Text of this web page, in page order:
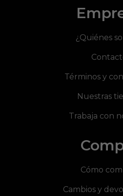
¿Quiénes
Términos y
Nuestras
Trabaja con
Cómo
Cambios y